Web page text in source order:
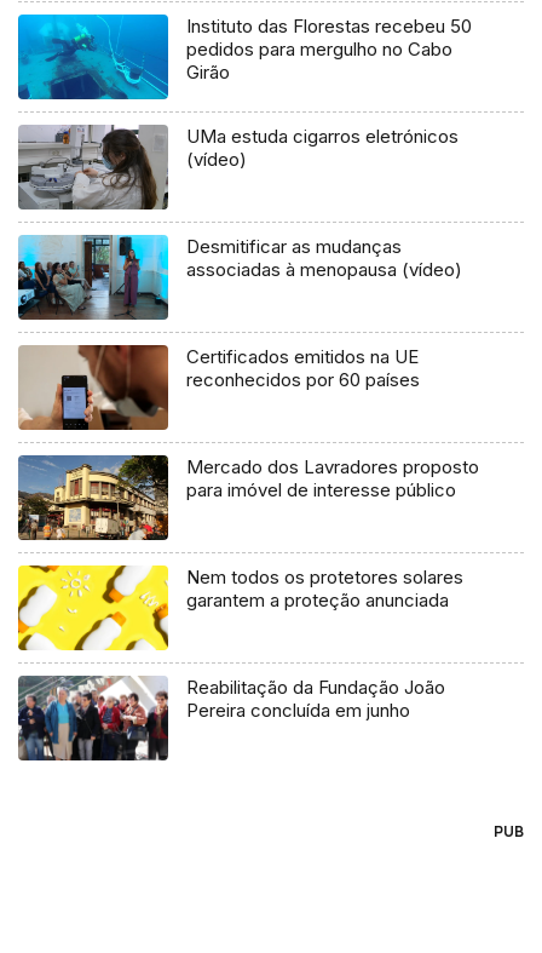
Instituto das Florestas recebeu 50
pedidos para mergulho no Cabo
Girão
UMa estuda cigarros eletrónicos
(vídeo)
Desmitificar as mudanças
associadas à menopausa (vídeo)
Certificados emitidos na UE
reconhecidos por 60 países
Mercado dos Lavradores proposto
para imóvel de interesse público
Nem todos os protetores solares
garantem a proteção anunciada
Reabilitação da Fundação João
Pereira concluída em junho
PUB